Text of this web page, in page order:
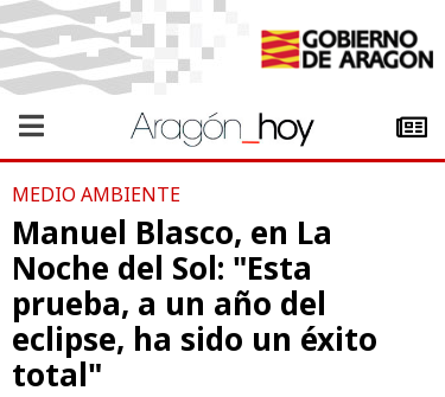
MEDIO AMBIENTE
Manuel Blasco, en La
Noche del Sol: "Esta
prueba, a un año del
eclipse, ha sido un éxito
total"